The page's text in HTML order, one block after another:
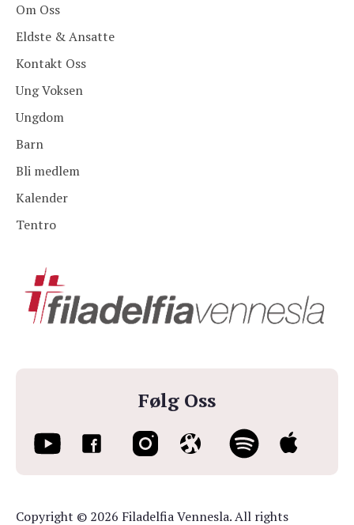
Følg Oss
Om Oss
Eldste & Ansatte
Kontakt Oss
Ung Voksen
Ungdom
Barn
Bli medlem
Kalender
Tentro
Copyright © 2026 Filadelfia Vennesla. All rights